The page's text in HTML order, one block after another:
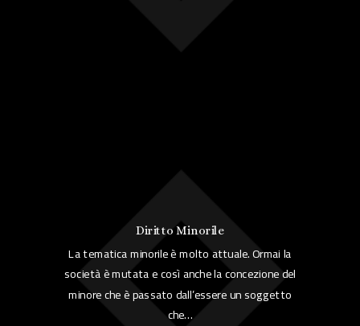
Diritto Minorile
La tematica minorile è molto attuale. Ormai la
società è mutata e così anche la concezione del
minore che è passato dall’essere un soggetto
che…